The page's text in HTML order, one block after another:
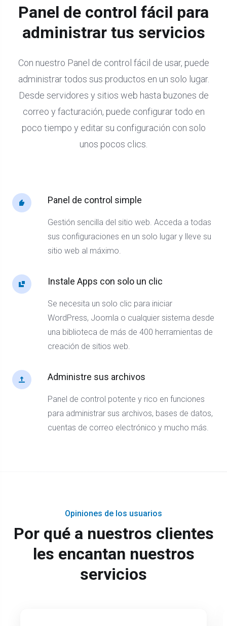
Panel de control fácil para
administrar tus servicios
Con nuestro Panel de control fácil de usar, puede
administrar todos sus productos en un solo lugar.
Desde servidores y sitios web hasta buzones de
correo y facturación, puede configurar todo en
poco tiempo y editar su configuración con solo
unos pocos clics.
Panel de control simple
Gestión sencilla del sitio web. Acceda a todas
sus configuraciones en un solo lugar y lleve su
sitio web al máximo.
Instale Apps con solo un clic
Se necesita un solo clic para iniciar
WordPress, Joomla o cualquier sistema desde
una biblioteca de más de 400 herramientas de
creación de sitios web.
Administre sus archivos
Panel de control potente y rico en funciones
para administrar sus archivos, bases de datos,
cuentas de correo electrónico y mucho más.
Opiniones de los usuarios
Por qué a nuestros clientes
les encantan nuestros
servicios